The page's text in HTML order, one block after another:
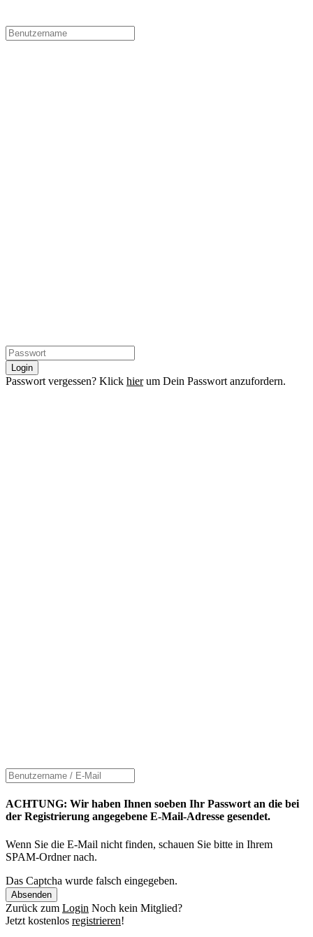
Login
Passwort vergessen? Klick hierum Dein Passwort anzufordern.
ACHTUNG: Wir haben Ihnen soeben Ihr Passwort an die bei
der Registrierung angegebene E-Mail-Adresse gesendet.
Wenn Sie die E-Mail nicht finden, schauen Sie bitte in Ihrem
SPAM-Ordner nach.
Das Captcha wurde falsch eingegeben.
Absenden
Zurück zum Login Noch kein Mitglied?
Jetzt kostenlos registrieren!